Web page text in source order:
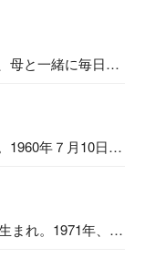
母と一緒に毎日の
1960年７月10日生
れ。1971年、